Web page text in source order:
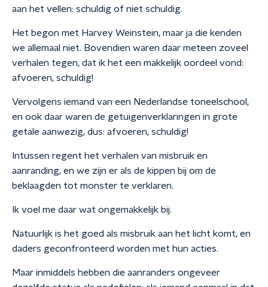
aan het vellen: schuldig of niet schuldig.
Het begon met Harvey Weinstein, maar ja die kenden
we allemaal niet. Bovendien waren daar meteen zoveel
verhalen tegen, dat ik het een makkelijk oordeel vond:
afvoeren, schuldig!
Vervolgens iemand van een Nederlandse toneelschool,
en ook daar waren de getuigenverklaringen in grote
getale aanwezig, dus: afvoeren, schuldig!
Intussen regent het verhalen van misbruik en
aanranding, en we zijn er als de kippen bij om de
beklaagden tot monster te verklaren.
Ik voel me daar wat ongemakkelijk bij.
Natuurlijk is het goed als misbruik aan het licht komt, en
daders geconfronteerd worden met hun acties.
Maar inmiddels hebben die aanranders ongeveer